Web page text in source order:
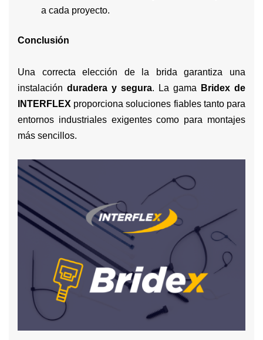
a cada proyecto.
Conclusión
Una correcta elección de la brida garantiza una
instalación duradera y segura. La gama
Bridex de
INTERFLEX proporciona soluciones fiables tanto para
entornos industriales exigentes como para montajes
más sencillos.